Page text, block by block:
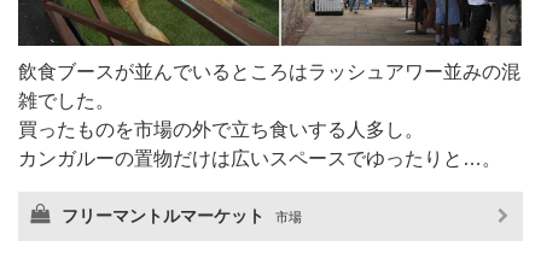
飲食ブースが並んでいるところはラッシュアワー並みの混
雑でした。
買ったものを市場の外で立ち食いする人多し。
カンガルーの置物だけは広いスペースでゆったりと…。
フリーマントルマーケット 市場